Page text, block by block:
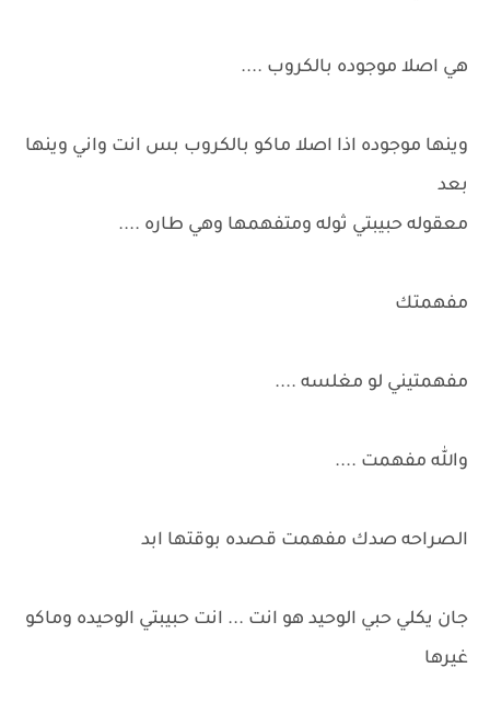
هي اصلا موجوده بالكروب ....
وينها موجوده اذا اصلا ماكو بالكروب بس انت واني وينها
بعد
معقوله حبيبتي ثوله ومتفهمها وهي طاره ....
مفهمتك
مفهمتيني لو مغلسه ....
والله مفهمت ....
الصراحه صدك مفهمت قصده بوقتها ابد
جان يكلي حبي الوحيد هو انت ... انت حبيبتي الوحيده وماكو
غيرها